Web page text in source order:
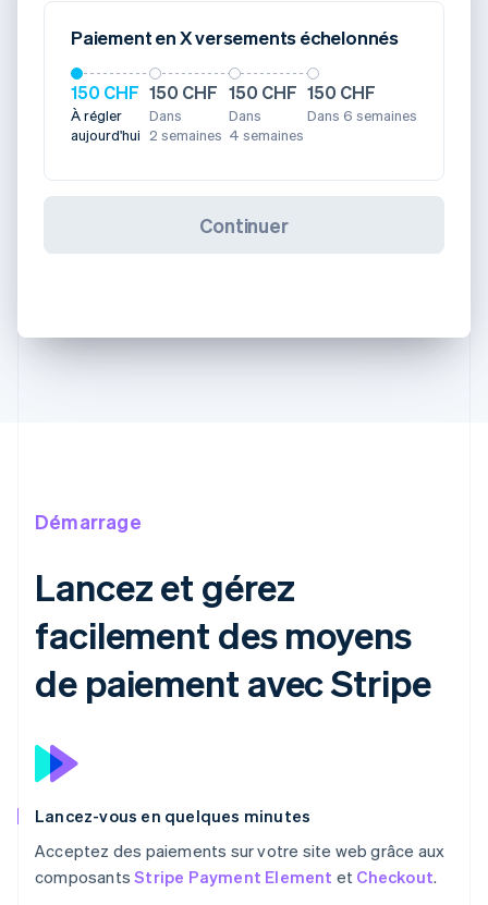
Paiement en X versements échelonnés
150 CHF
À régler
aujourd'hui
150 CHF
Dans
2 semaines
150 CHF
Dans
4 semaines
150 CHF
Dans 6 semaines
Continuer
Démarrage
Lancez et gérez
facilement des moyens
de paiement avec Stripe
Lancez-vous en quelques minutes
Acceptez des paiements sur votre site web grâce aux
composantsStripe Payment Element et Checkout.